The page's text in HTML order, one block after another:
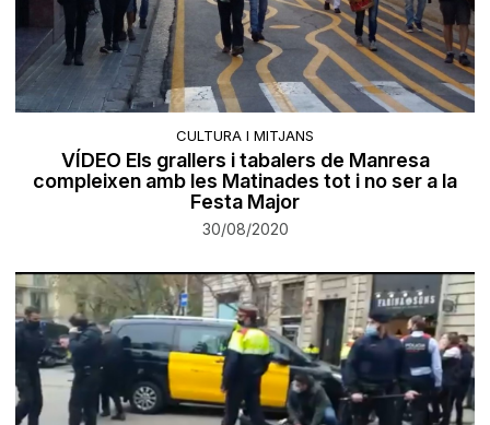
CULTURA I MITJANS
VÍDEO Els grallers i tabalers de Manresa
compleixen amb les Matinades tot i no ser a la
Festa Major
30/08/2020